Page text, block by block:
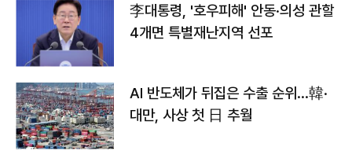
李대통령, '호우피해' 안동·의성 관할
4개면 특별재난지역 선포
AI 반도체가 뒤집은 수출 순위…韓·
대만, 사상 첫 日 추월